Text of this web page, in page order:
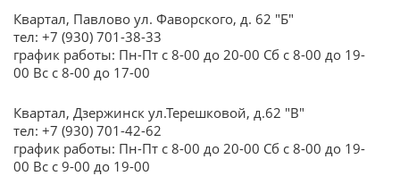
Квартал, Павлово ул. Фаворского, д. 62 "Б"
тел: +7 (930) 701-38-33
график работы: Пн-Пт с 8-00 до 20-00 Сб с 8-00 до 19-
00 Вс с 8-00 до 17-00
Квартал, Дзержинск ул.Терешковой, д.62 "В"
тел: +7 (930) 701-42-62
график работы: Пн-Пт с 8-00 до 20-00 Сб с 8-00 до 19-
00 Вс с 9-00 до 19-00